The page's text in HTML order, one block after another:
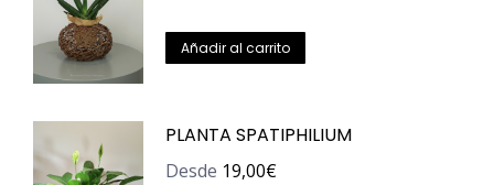
Añadir al carrito
PLANTA SPATIPHILIUM
Desde 19,00€